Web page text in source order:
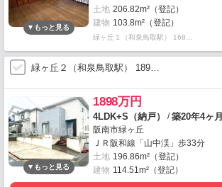
土地 206.82m²（登記）
建物 103.8m²（登記）
緑ヶ丘１（和泉鳥取駅） 168…
緑ヶ丘２（和泉鳥取駅） 189…
1898万円
4LDK+S（納戸） /築20年4ヶ月
阪南市緑ヶ丘
ＪＲ阪和線「山中渓」歩33分
土地 196.86m²（登記）
建物 114.51m²（登記）